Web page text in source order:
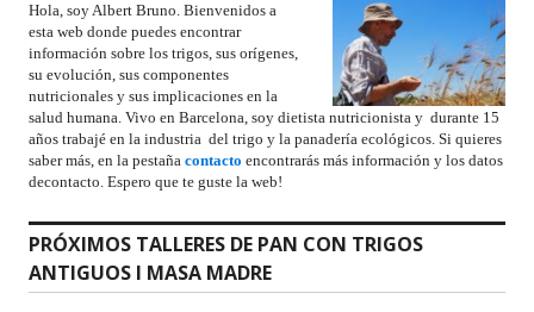
Hola, soy Albert Bruno. Bienvenidos a
esta web donde puedes encontrar
información sobre los trigos, sus orígenes,
su evolución, sus componentes
nutricionales y sus implicaciones en la
salud humana. Vivo en Barcelona, soy dietista nutricionista y durante 15
años trabajé en la industria del trigo y la panadería ecológicos. Si quieres
saber más, en la pestaña contacto encontrarás más información y los datos
decontacto. Espero que te guste la web!
PRÓXIMOS TALLERES DE PAN CON TRIGOS
ANTIGUOS I MASA MADRE